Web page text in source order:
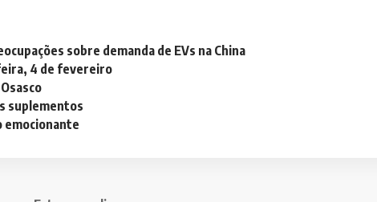
sobre demanda de EVs na China
4 de fevereiro
suplementos
emocionante